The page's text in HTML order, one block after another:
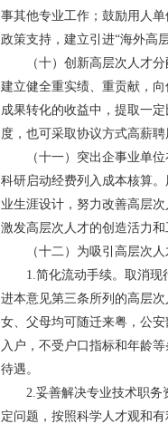
事其他专业工作；鼓励用人
政策支持，建立引进“海外高
（十）创新高层次人才分
建立健全重实绩、重贡献，
成果转化的收益中，提取一
度，也可采取协议方式高薪
（十一）突出企事业单位
科研启动经费列入成本核算
业生涯设计，努力改善高层
激发高层次人才的创造活力
（十二）为吸引高层次人
1.简化流动手续。取消现行
进本意见第三条所列的高层
女、父母均可随迁来粤，公
入户，不受户口指标和年龄
待遇。
2.妥善解决专业技术职务资
定问题，按照科学人才观和